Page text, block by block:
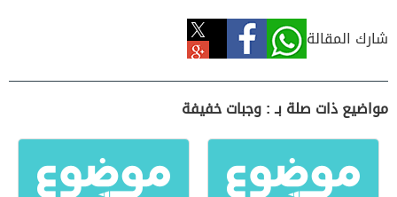
شارك المقالة
مواضيع ذات صلة بـ : وجبات خفيفة